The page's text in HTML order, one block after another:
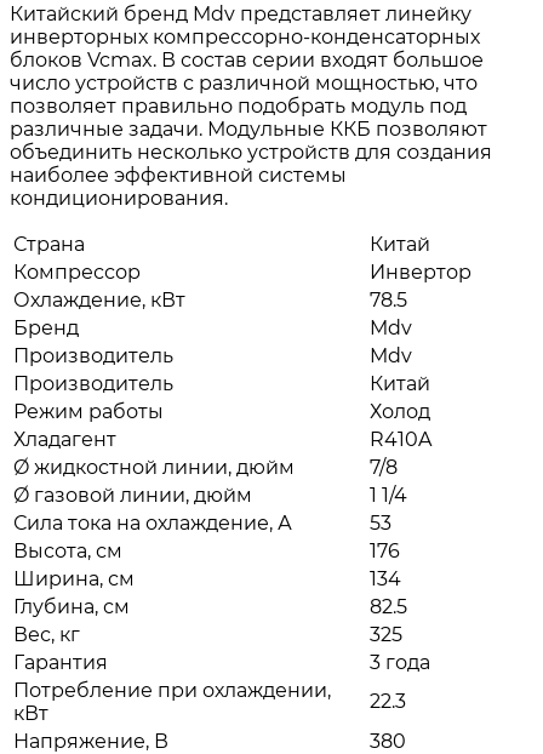
Китайский бренд Mdv представляет линейку
инверторных компрессорно-конденсаторных
блоков Vcmax. В состав серии входят большое
число устройств с различной мощностью, что
позволяет правильно подобрать модуль под
различные задачи. Модульные ККБ позволяют
объединить несколько устройств для создания
наиболее эффективной системы
кондиционирования.
Страна
Китай
Компрессор
Инвертор
Охлаждение, кВт
78.5
Бренд
Mdv
Производитель
Mdv
Производитель
Китай
Режим работы
Холод
Хладагент
R410A
Ø жидкостной линии, дюйм
7/8
Ø газовой линии, дюйм
1 1/4
Сила тока на охлаждение, А
53
Высота, см
176
Ширина, см
134
Глубина, см
82.5
Вес, кг
325
Гарантия
3 года
Потребление при охлаждении,
кВт
22.3
Напряжение, В
380